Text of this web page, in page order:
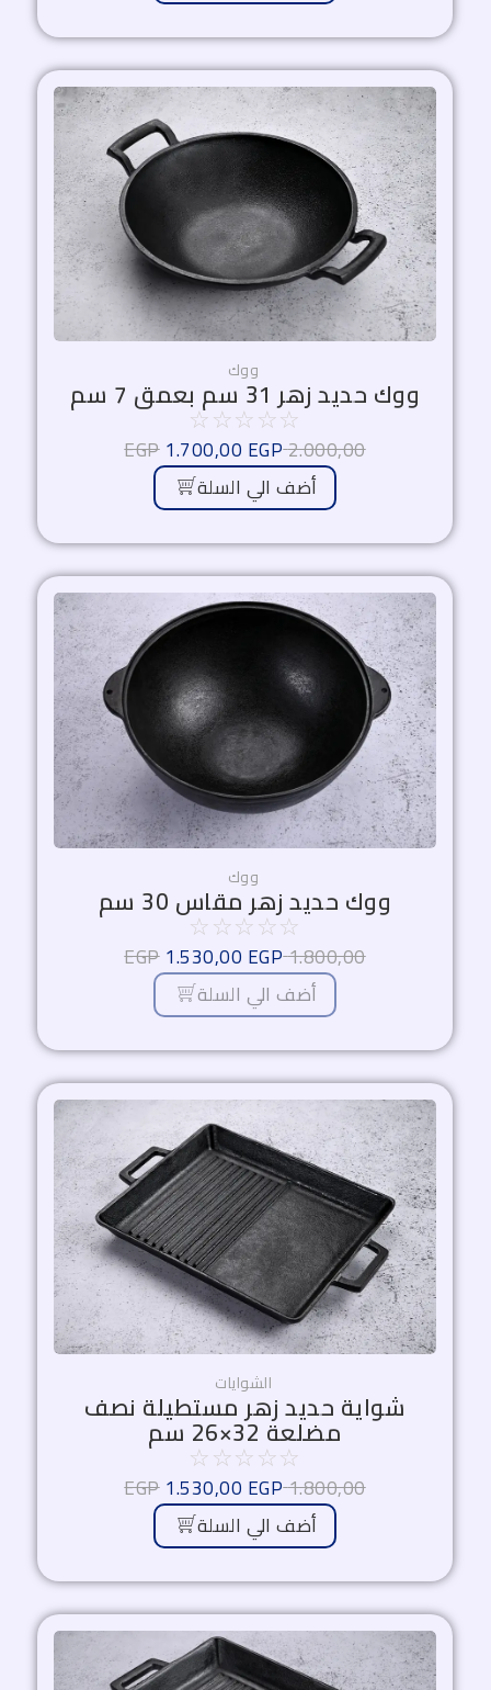
ووك حديد زهر 31 سم بعمق 7 سم
☆
☆
☆
2.000,00
EGP
السعر
الأصلي
هو:
2.000,00 EGP.
1.700,00EGP
السعر
الحالي
هو:
1.700,00 EGP.
أضف الي السلة
ووك حديد زهر مقاس 30 سم
☆
☆
☆
1.800,00
EGP
السعر
الأصلي
هو:
1.800,00 EGP.
1.530,00EGP
السعر
الحالي
هو:
1.530,00 EGP.
أضف الي السلة
شواية حديد زهر مستطيلة نصف
مضلعة 32×26 سم
☆
☆
☆
1.800,00
EGP
السعر
الأصلي
هو:
1.800,00 EGP.
1.530,00EGP
الحالي
هو:
1.530,00 EGP.
أضف الي السلة
السعر
الأصليالحالي